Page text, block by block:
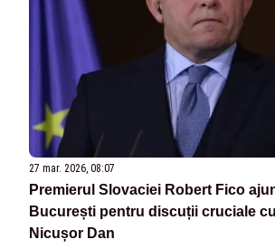
27 mar. 2026, 08:07
Premierul Slovaciei Robert Fico
București pentru discuții cruciale
Nicușor Dan